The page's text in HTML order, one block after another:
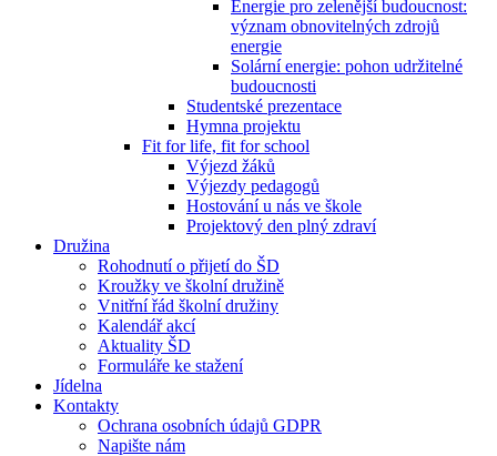
Energie pro zelenější budoucnost:
význam obnovitelných zdrojů
energie
Solární energie: pohon udržitelné
budoucnosti
Studentské prezentace
Hymna projektu
Fit for life, fit for school
Výjezd žáků
Výjezdy pedagogů
Hostování u nás ve škole
Projektový den plný zdraví
Družina
Rohodnutí o přijetí do ŠD
Kroužky ve školní družině
Vnitřní řád školní družiny
Kalendář akcí
Aktuality ŠD
Formuláře ke stažení
Jídelna
Kontakty
Ochrana osobních údajů GDPR
Napište nám